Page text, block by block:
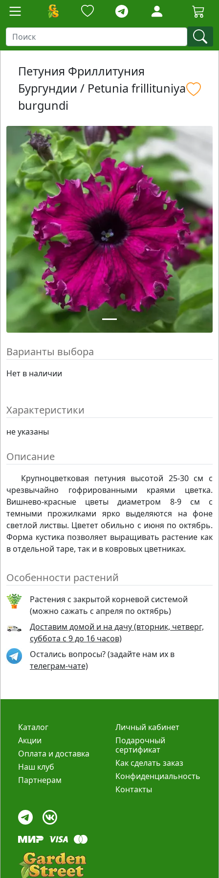
Петуния Фриллитуния
Бургундии / Petunia frillituniya
burgundi
Варианты выбора
Нет в наличии
Характеристики
не указаны
Описание
Крупноцветковая петуния высотой 25-30 см с
чрезвычайно гофрированными краями цветка.
Вишнево-красные цветы диаметром 8-9 см с
темными прожилками ярко выделяются на фоне
светлой листвы. Цветет обильно с июня по октябрь.
Форма кустика позволяет выращивать растение как
в отдельной таре, так и в ковровых цветниках.
Особенности растений
Растения с закрытой корневой системой
(можно сажать с апреля по октябрь)
Доставим домой и на дачу (вторник, четверг,
суббота с 9 до 16 часов)
Остались вопросы? (задайте нам их в
телеграм-чате)
Каталог
Акции
Оплата и доставка
Наш клуб
Партнерам
Личный кабинет
Подарочный
сертификат
Как сделать заказ
Конфиденциальность
Контакты